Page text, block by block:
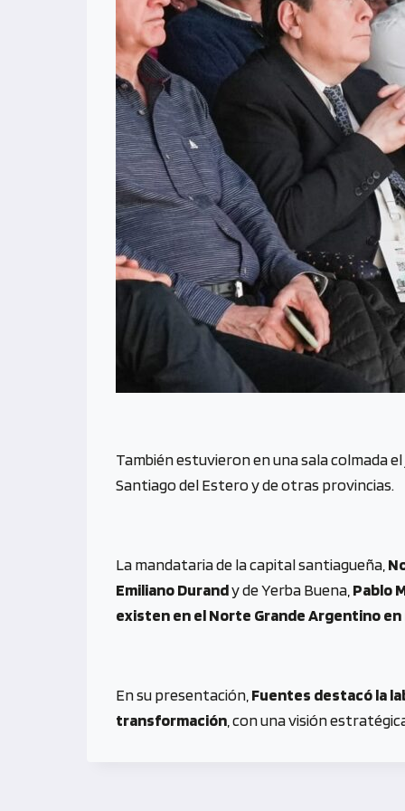
También estuvieron en una sala colmada el
Santiago del Estero y de otras provincias.
La mandataria de la capital santiagueña,
Emiliano Durandy de Yerba Buena, Pablo
existen en el Norte Grande Argentino
En su presentación, Fuentes destacó la
transformación , con una visión